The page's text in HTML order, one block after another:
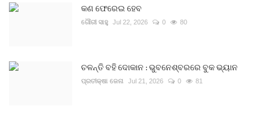
କଣ ଫେରେଇ ହେବ
ଗୌରୀ ସାହୁ Jul 22, 2026 0 80
ଚଳନ୍ତି ବହି ଦୋକାନ : ଭୁବନେଶ୍ବରରେ ବୁକ ଭ୍ୟାନ
ପ୍ରତୀକ୍ଷା ଜେନା Jul 21, 2026 0 81